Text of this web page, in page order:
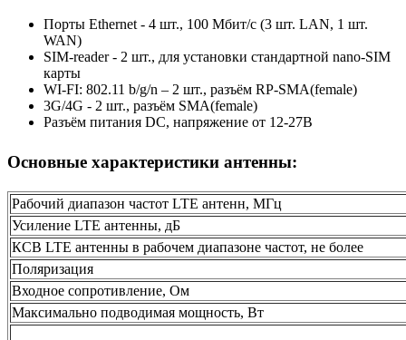
Порты Ethernet - 4 шт., 100 Мбит/с (3 шт. LAN, 1 шт.
WAN)
SIM-reader - 2 шт., для установки стандартной nano-SIM
карты
WI-FI: 802.11 b/g/n – 2 шт., разъём RP-SMA(female)
3G/4G - 2 шт., разъём SMA(female)
Разъём питания DC, напряжение от 12-27В
Основные характеристики антенны:
Рабочий диапазон частот LTE антенн, МГц
Усиление LTE антенны, дБ
КСВ LTE антенны в рабочем диапазоне частот, не более
Поляризация
Входное сопротивление, Ом
Максимально подводимая мощность, Вт